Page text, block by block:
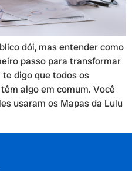
dói, mas entender como
passo para transformar
digo que todos os
algo em comum. Você
usaram os Mapas da Lulu